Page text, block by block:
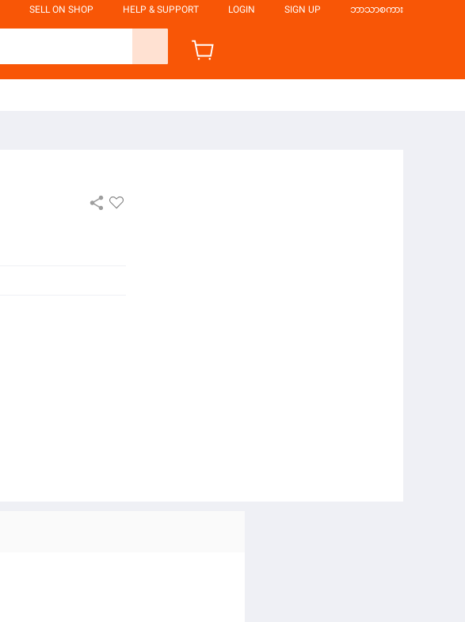
SELL ON SHOP HELP & SUPPORT LOGIN SIGN UP ဘာသာစကား